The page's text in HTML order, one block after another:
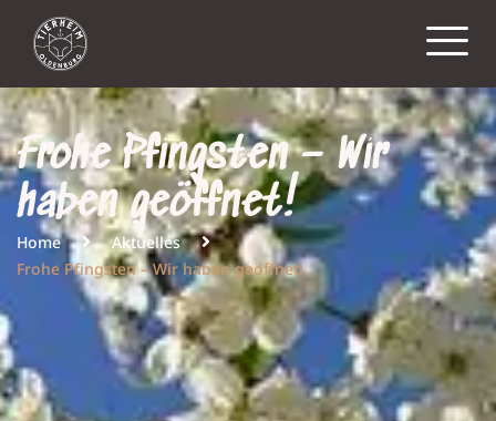
Frohe Pfingsten – Wir
haben geöffnet!
Home
Aktuelles
Frohe Pfingsten – Wir haben geöffnet!